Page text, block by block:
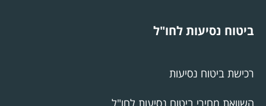
ביטוח נסיעות לחו"ל
רכישת ביטוח נסיעות
השוואת מחירי ביטוח נסיעות לחו"ל